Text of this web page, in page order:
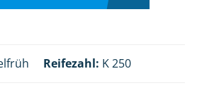
Reifezahl: K 250